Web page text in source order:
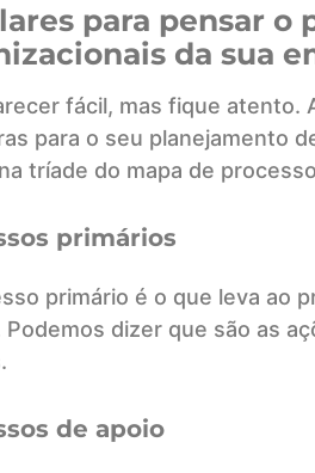
para pensar o
da sua
fácil, mas fique atento.
para o seu planejamento
tríade do mapa de
primários
primário é o que leva ao
Podemos dizer que são as
de apoio